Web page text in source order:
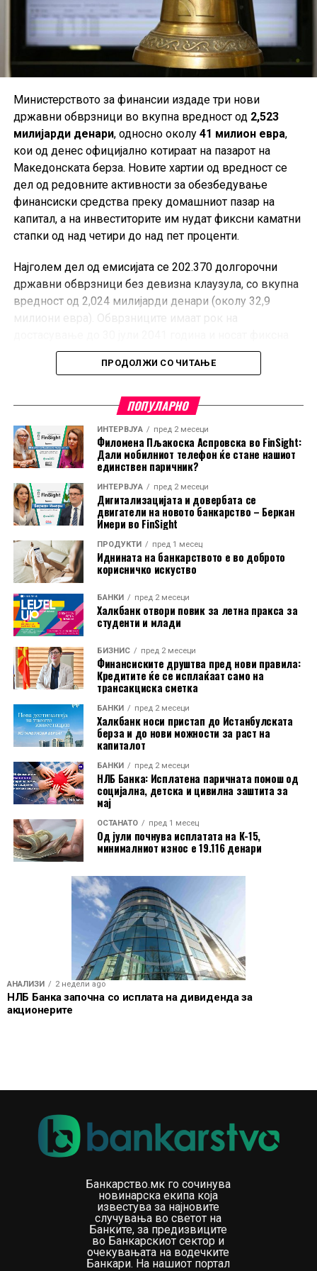
акциите на „Токиќ“, кои се намалија за 3,53 проценти,
на 16,4 евра.
Извор:Finansije.hr
Министерството за финансии издаде три нови
државни обврзници во вкупна вредност од 2,523
милијарди денари, односно околу 41 милион евра,
кои од денес официјално котираат на пазарот на
Македонската берза. Новите хартии од вредност се
дел од редовните активности за обезбедување
финансиски средства преку домашниот пазар на
капитал, а на инвеститорите им нудат фиксни каматни
стапки од над четири до над пет проценти.
Најголем дел од емисијата се 202.370 долгорочни
државни обврзници без девизна клаузула, со вкупна
вредност од 2,024 милијарди денари (околу 32,9
милиони евра). Обврзниците имаат рок на
годишна каматна стапка од 5,20 проценти.
тргување и со 37.676 државни обврзници со девизна
клаузула, во вкупна вредност од 376,8 милиони
денари (околу 6,1 милион евра). И овие обврзници
достасуваат во 2041 година, а на инвеститорите им
обезбедуваат фиксна каматна стапка од 5 проценти.
Во котацијата е вклучена и трета емисија на 12.321
државни обврзници без девизна клаузула во
вредност од 123,2 милиони денари (околу 2 милиони
евра). Овие обврзници достасуваат на 30 јули 2029
година, а на инвеститорите им обезбедуваат фиксна
каматна стапка од 4,35 проценти.
Со издавањето на новите емисии, државата
продолжува да го користи домашниот пазар на
капитал како извор за финансирање, додека
инвеститорите добиваат нови можности за
вложување во државни хартии од вредност со долг
рок на доспевање и однапред утврден принос.
ПРОДОЛЖИ СО ЧИТАЊЕ
ПОПУЛАРНО
ИНТЕРВЈУА пред 2 месеци
Филомена Пљакоска Аспровска во FinSight:
Дали мобилниот телефон ќе стане нашиот
единствен паричник?
ИНТЕРВЈУА пред 2 месеци
Дигитализацијата и довербата се
двигатели на новото банкарство – Беркан
Имери во FinSight
ПРОДУКТИ пред 1 месец
Иднината на банкарството е во доброто
корисничко искуство
БАНКИ пред 2 месеци
Халкбанк отвори повик за летна пракса за
студенти и млади
БИЗНИС пред 2 месеци
Финансиските друштва пред нови правила:
Кредитите ќе се исплаќаат само на
трансакциска сметка
БАНКИ пред 2 месеци
Халкбанк носи пристап до Истанбулската
берза и до нови можности за раст на
капиталот
БАНКИ пред 2 месеци
НЛБ Банка: Исплатена паричната помош од
социјална, детска и цивилна заштита за
мај
ОСТАНАТО пред 1 месец
Од јули почнува исплатата на К-15,
минималниот износ е 19.116 денари
АНАЛИЗИ 2 недели ago
НЛБ Банка започна со исплата на дивиденда за
акционерите
Банкарство.мк го сочинува
новинарска екипа која
известува за најновите
случувања во светот на
Банките, за предизвиците
во Банкарскиот сектор и
очекувањата на водечките
Банкари. На нашиот портал